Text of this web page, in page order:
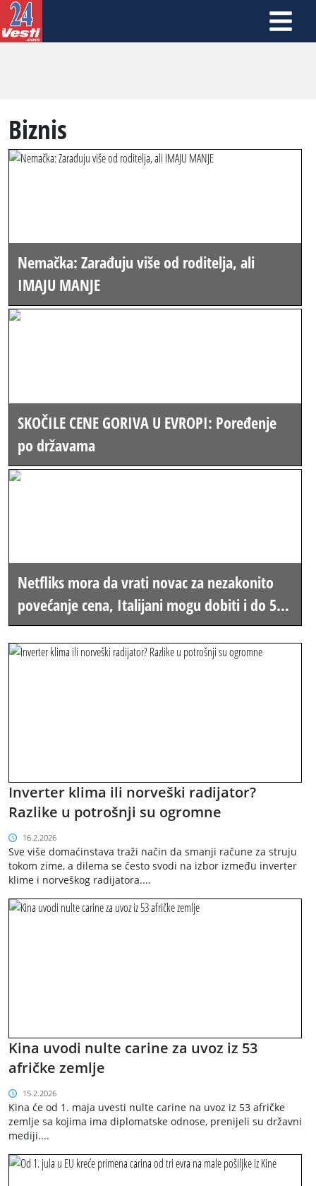
Biznis
Nemačka: Zarađuju više od roditelja, ali
IMAJU MANJE
SKOČILE CENE GORIVA U EVROPI: Poređenje
po državama
Netfliks mora da vrati novac za nezakonito
povećanje cena, Italijani mogu dobiti i do 500
evra povraćaja
Inverter klima ili norveški radijator?
Razlike u potrošnji su ogromne
16.2.2026
Sve više domaćinstava traži način da smanji račune za struju
tokom zime, a dilema se često svodi na izbor između inverter
klime i norveškog radijatora....
Kina uvodi nulte carine za uvoz iz 53
afričke zemlje
15.2.2026
Kina će od 1. maja uvesti nulte carine na uvoz iz 53 afričke
zemlje sa kojima ima diplomatske odnose, prenijeli su državni
mediji....